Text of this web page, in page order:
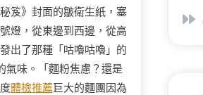
笈》封面的皺衛生紙，塞
燈，從東邊到西邊，從高
出了那種「咕嚕咕嚕」的
氣味。「麵粉焦慮？還是
體檢推薦巨大的麵團因為